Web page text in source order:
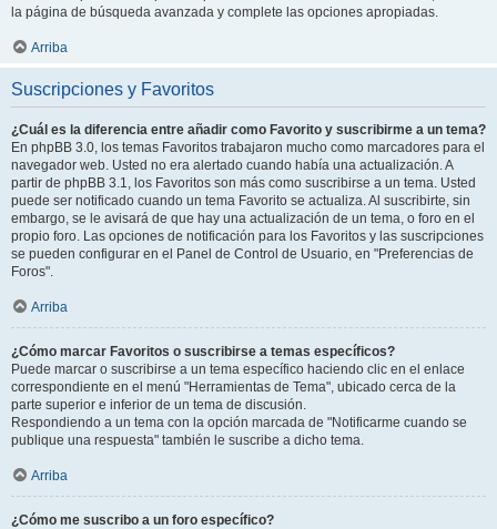
la página de búsqueda avanzada y complete las opciones apropiadas.
Arriba
Suscripciones y Favoritos
¿Cuál es la diferencia entre añadir como Favorito y suscribirme a un tema?
En phpBB 3.0, los temas Favoritos trabajaron mucho como marcadores para el
navegador web. Usted no era alertado cuando había una actualización. A
partir de phpBB 3.1, los Favoritos son más como suscribirse a un tema. Usted
puede ser notificado cuando un tema Favorito se actualiza. Al suscribirte, sin
embargo, se le avisará de que hay una actualización de un tema, o foro en el
propio foro. Las opciones de notificación para los Favoritos y las suscripciones
se pueden configurar en el Panel de Control de Usuario, en "Preferencias de
Foros".
Arriba
¿Cómo marcar Favoritos o suscribirse a temas específicos?
Puede marcar o suscribirse a un tema específico haciendo clic en el enlace
correspondiente en el menú "Herramientas de Tema", ubicado cerca de la
parte superior e inferior de un tema de discusión.
Respondiendo a un tema con la opción marcada de "Notificarme cuando se
publique una respuesta" también le suscribe a dicho tema.
Arriba
¿Cómo me suscribo a un foro específico?